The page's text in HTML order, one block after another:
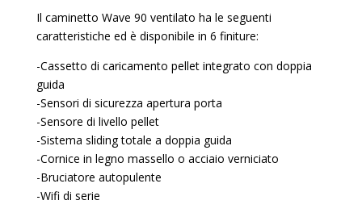
Il caminetto Wave 90 ventilato ha le seguenti
caratteristiche ed è disponibile in 6 finiture:
-Cassetto di caricamento pellet integrato con doppia
guida
-Sensori di sicurezza apertura porta
-Sensore di livello pellet
-Sistema sliding totale a doppia guida
-Cornice in legno massello o acciaio verniciato
-Bruciatore autopulente
-Wifi di serie